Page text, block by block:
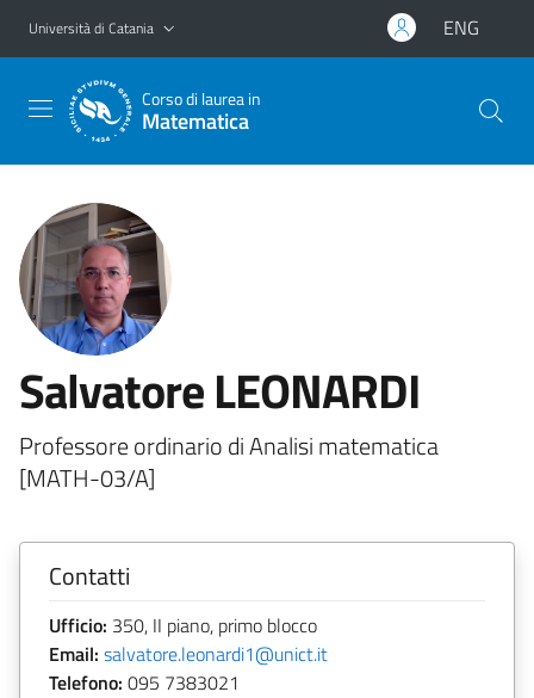
Vai al contenuto principale
Vai al menu di navigazione
Università di Catania ENG
Corso di laurea in
Matematica
Salvatore LEONARDI
Professore ordinario di Analisi matematica
[MATH-03/A]
Contatti
Ufficio: 350, II piano, primo blocco
Email: salvatore.leonardi1@unict.it
Telefono: 095 7383021